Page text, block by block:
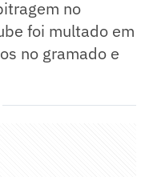
no
foi multado em
no gramado e